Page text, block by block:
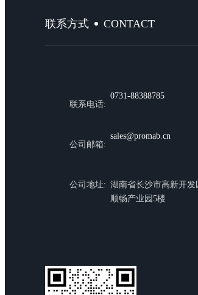
联系方式 CONTACT
联系电话:
0731-88388785
公司邮箱:
sales@promab.cn
公司地址: 湖南省长沙市高新开发
顺畅产业园5楼